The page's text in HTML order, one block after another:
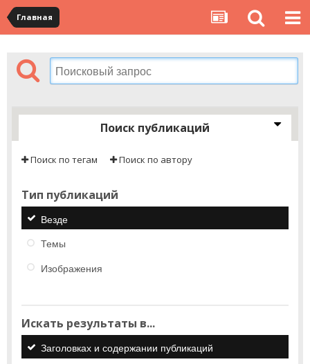
Главная
Поиск публикаций
Поиск по тегам Поиск по автору
Тип публикаций
Везде
Темы
Изображения
Искать результаты в...
Заголовках и содержании публикаций